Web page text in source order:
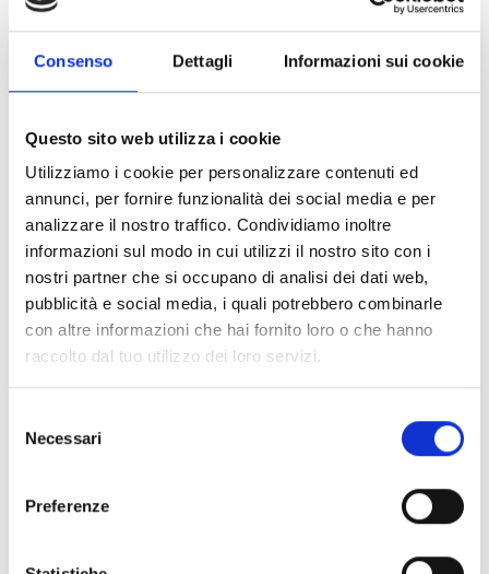
Consenso Dettagli Informazioni sui cookie
Questo sito web utilizza i cookie
Utilizziamo i cookie per personalizzare contenuti ed
annunci, per fornire funzionalità dei social media e per
analizzare il nostro traffico. Condividiamo inoltre
informazioni sul modo in cui utilizzi il nostro sito con i
nostri partner che si occupano di analisi dei dati web,
pubblicità e social media, i quali potrebbero combinarle
con altre informazioni che hai fornito loro o che hanno
raccolto dal tuo utilizzo dei loro servizi.
delNecessari
Preferenze
Zubehör für EB00-Meldersockel - Materialien(47)
Dokumente (6992)
Alle auswählen
Melden Sie sich an, bevor Sie Inhalte über das Symbol
herunterladen lock